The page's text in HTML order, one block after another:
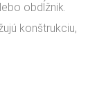
obdĺžnik.
konštrukciu,